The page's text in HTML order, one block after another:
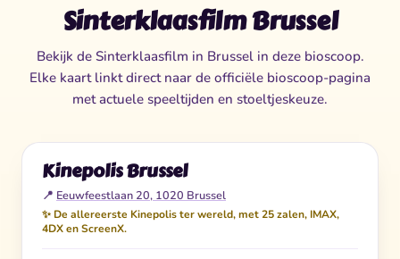
Sinterklaasfilm Brussel
Bekijk de Sinterklaasfilm in Brussel in deze bioscoop.
Elke kaart linkt direct naar de officiële bioscoop-pagina
met actuele speeltijden en stoeltjeskeuze.
Kinepolis Brussel
📍 Eeuwfeestlaan 20, 1020 Brussel
✨ De allereerste Kinepolis ter wereld, met 25 zalen, IMAX,
4DX en ScreenX.